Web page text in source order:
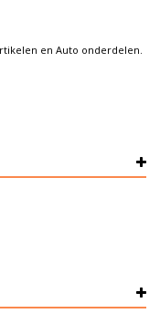
en Auto onderdelen.